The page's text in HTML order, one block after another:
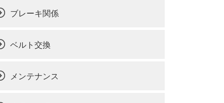
ブレーキ関係
ベルト交換
メンテナンス